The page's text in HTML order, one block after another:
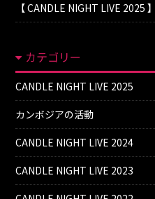
【 CANDLE NIGHT LIVE 2025 】
カテゴリー
CANDLE NIGHT LIVE 2025
カンボジアの活動
CANDLE NIGHT LIVE 2024
CANDLE NIGHT LIVE 2023